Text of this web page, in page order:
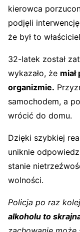
kierowca
podjęli
że był to
32-latek został
wykazało, że
organizmie.
samochodem, a
wrócić do domu.
Dzięki szybkiej
uniknie
stanie
wolności.
Policja po raz
alkoholu to